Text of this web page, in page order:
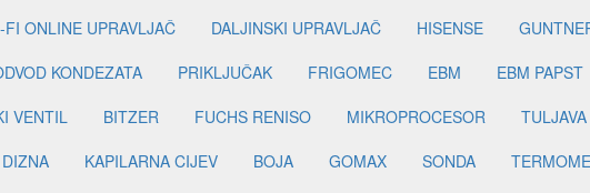
FI ONLINE UPRAVLJAČ DALJINSKI UPRAVLJAČ HISENSE
KONDEZATA PRIKLJUČAK FRIGOMEC EBM EBM PAPST
VENTIL BITZER FUCHS RENISO MIKROPROCESOR TULJAVA
DIZNA KAPILARNA CIJEV BOJA GOMAX SONDA